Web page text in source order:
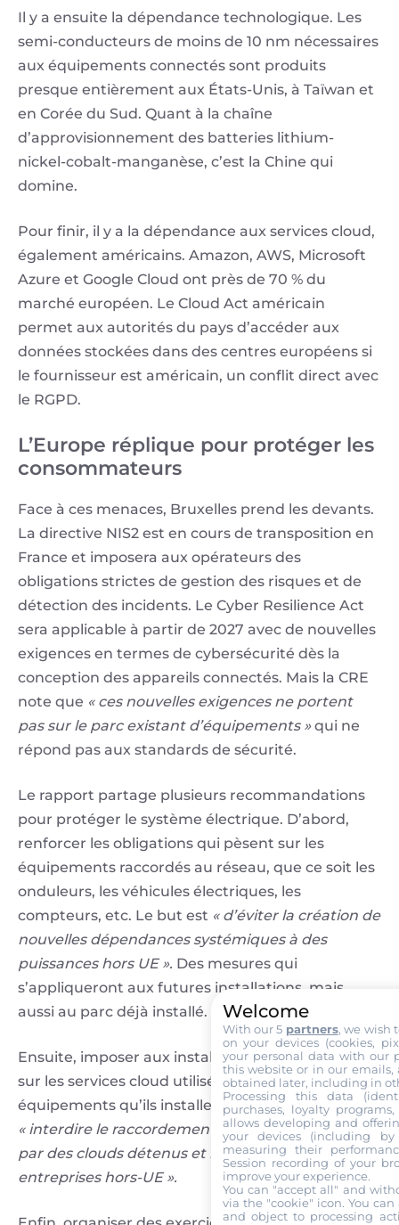
Il y a ensuite la dépendance technologique. Les
semi-conducteurs de moins de 10 nm nécessaires
aux équipements connectés sont produits
presque entièrement aux États-Unis, à Taïwan et
en Corée du Sud. Quant à la chaîne
d’approvisionnement des batteries lithium-
nickel-cobalt-manganèse, c’est la Chine qui
domine.
Pour finir, il y a la dépendance aux services cloud,
également américains. Amazon, AWS, Microsoft
Azure et Google Cloud ont près de 70 % du
marché européen. Le Cloud Act américain
permet aux autorités du pays d’accéder aux
données stockées dans des centres européens si
le fournisseur est américain, un conflit direct avec
le RGPD.
L’Europe réplique pour protéger les
consommateurs
Face à ces menaces, Bruxelles prend les devants.
La directive NIS2 est en cours de transposition en
France et imposera aux opérateurs des
obligations strictes de gestion des risques et de
détection des incidents. Le Cyber Resilience Act
sera applicable à partir de 2027 avec de nouvelles
exigences en termes de cybersécurité dès la
conception des appareils connectés. Mais la CRE
note que « ces nouvelles exigences ne portent
pas sur le parc existant d’équipements »qui ne
répond pas aux standards de sécurité.
Le rapport partage plusieurs recommandations
pour protéger le système électrique. D’abord,
renforcer les obligations qui pèsent sur les
équipements raccordés au réseau, que ce soit les
onduleurs, les véhicules électriques, les
compteurs, etc. Le but est « d’éviter la création de
nouvelles dépendances systémiques à des
puissances hors UE ». Des mesures qui
s’appliqueront aux futures installations, mais
aussi au parc déjà installé.
Ensuite, imposer aux installateurs la transparence
sur les services cloud utilisés pour les
équipements qu’ils installent. Et possiblement,
« interdire le raccordement de produits pilotés
par des clouds détenus et hébergés par des
entreprises hors-UE ».
Welcome
With our 5 partners, we wish
on your devices (cookies,
your personal data with our
this website or in our emails,
obtained later, including in
Processing this data
purchases, loyalty
allows developing and
your devices (including
measuring their
Session recording of your
improve your experience.
You can "accept all" and
via the "cookie" icon. You
and object to processing